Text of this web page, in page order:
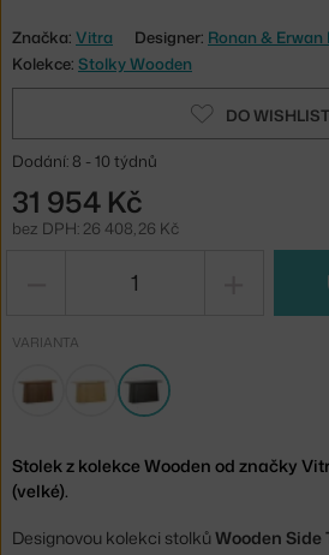
Značka: Vitra Designer: Ronan & Erwan
Kolekce: Stolky Wooden
DO
Dodání: 8 - 10 týdnů
31 954 Kč
bez DPH: 26 408,26 Kč
VARIANTA
Stolek z kolekce Wooden od značky
(velké).
Designovou kolekci stolků Wooden Side